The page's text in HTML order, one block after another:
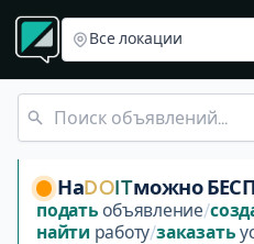
Текстиль и
Раздел «Текстиль и ковры»
Сатин натуральный хлопок
Ткань постельная
Все локации
НаDOITможно
подать объявление/
найти работу/заказать